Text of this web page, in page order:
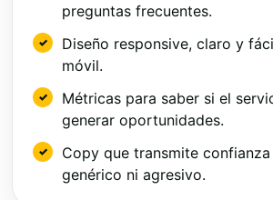
preguntas frecuentes.
Diseño responsive, claro y
móvil.
Métricas para saber si el
generar oportunidades.
Copy que transmite
genérico ni agresivo.